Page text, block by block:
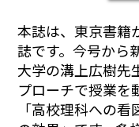
本誌は、東京書籍
誌です。今号から
大学の溝上広樹先
プローチで授業を
「高校理科への